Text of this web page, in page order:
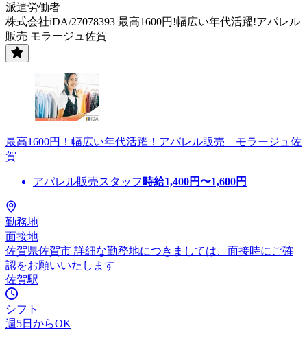
派遣労働者
株式会社iDA/27078393 最高1600円!幅広い年代活躍!アパレル
販売 モラージュ佐賀
最高1600円！幅広い年代活躍！アパレル販売 モラージュ佐
賀
アパレル販売スタッフ 時給1,400円〜1,600円
勤務地
面接地
佐賀県佐賀市 詳細な勤務地につきましては、面接時にご確
認をお願いいたします
佐賀駅
シフト
週5日からOK